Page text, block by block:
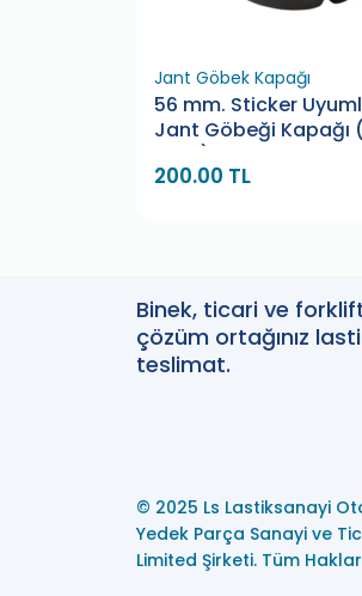
Jant Göbek Kapağı
56 mm. Sticker
Jant Göbeği Kapağı
Adet)
200.00 TL
Binek, ticari ve
çözüm ortağınız
teslimat.
© 2025 Ls Lastiksanayi
Yedek Parça Sanayi ve
Limited Şirketi. Tüm